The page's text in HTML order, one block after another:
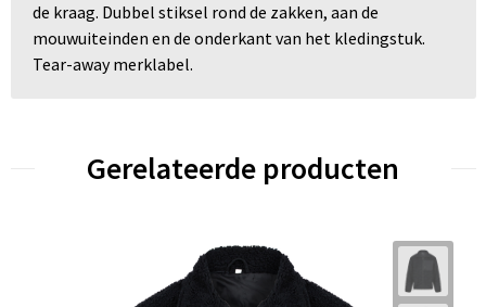
de kraag. Dubbel stiksel rond de zakken, aan de
mouwuiteinden en de onderkant van het kledingstuk.
Tear-away merklabel.
Gerelateerde producten